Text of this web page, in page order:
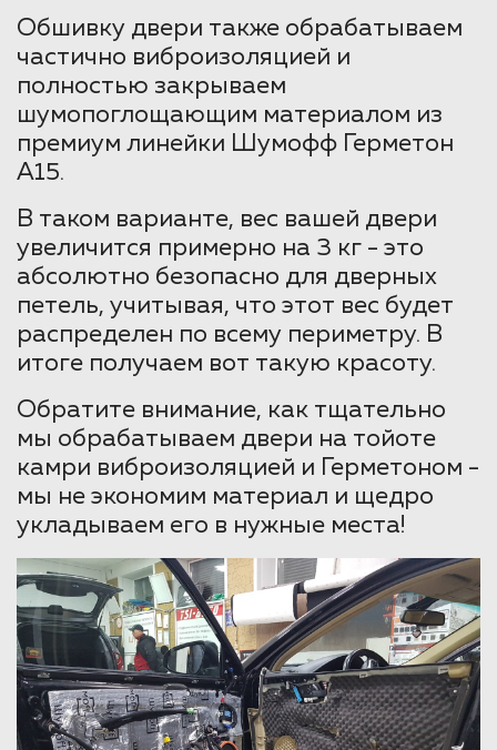
Обшивку двери также обрабатываем
частично виброизоляцией и
полностью закрываем
шумопоглощающим материалом из
премиум линейки Шумофф Герметон
А15.
В таком варианте, вес вашей двери
увеличится примерно на 3 кг - это
абсолютно безопасно для дверных
петель, учитывая, что этот вес будет
распределен по всему периметру. В
итоге получаем вот такую красоту.
Обратите внимание, как тщательно
мы обрабатываем двери на тойоте
камри виброизоляцией и Герметоном -
мы не экономим материал и щедро
укладываем его в нужные места!